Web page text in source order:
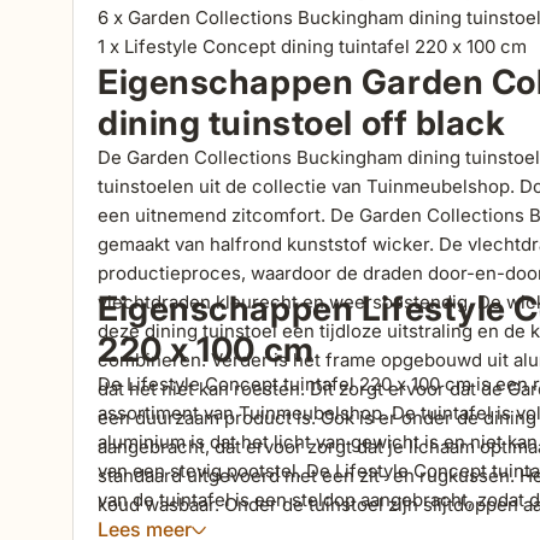
6 x Garden Collections Buckingham dining
1 x Lifestyle Concept dining tuintafel 220 x 100 cm
Eigenschappen Garden
dining tuinstoel off black
De Garden Collections Buckingham dining
tuinstoelen uit de collectie van Tuinmeubelshop.
een uitnemend zitcomfort. De Garden Collections
gemaakt van halfrond kunststof wicker. De
productieproces, waardoor de draden door-en-
vlechtdraden kleurecht en weersbestendig. De
deze dining tuinstoel een tijdloze uitstraling en de
combineren. Verder is het frame opgebouwd uit
dat het niet kan roesten. Dit zorgt ervoor dat de
een duurzaam product is. Ook is er onder de
aangebracht, dat ervoor zorgt dat je lichaam
standaard uitgevoerd met een zit- en rugkussen.
koud wasbaar. Onder de tuinstoel zijn slijtdoppen
verschoven kan worden.
Eigenschappen Lifestyle
220 x 100 cm
De Lifestyle Concept tuintafel 220 x 100 cm is
assortiment van Tuinmeubelshop. De tuintafel is
aluminium is dat het licht van gewicht is en niet
van een stevig pootstel. De Lifestyle Concept
van de tuintafel is een steldop aangebracht, zodat
Het is mogelijk om de tuintafel het hele jaar buiten
Lees meer